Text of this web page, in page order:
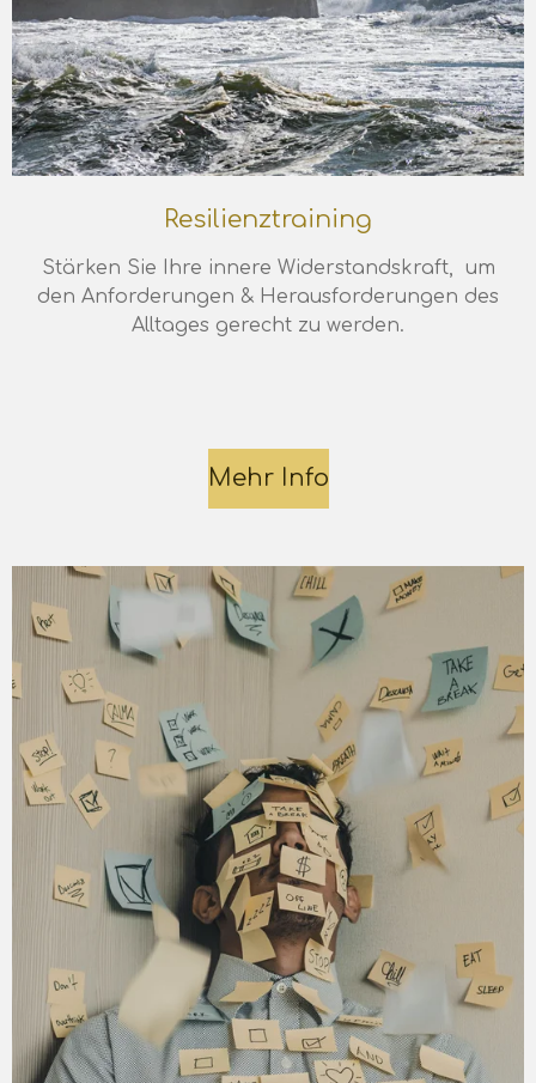
Resilienztraining
Stärken Sie Ihre innere Widerstandskraft, um
den Anforderungen & Herausforderungen des
Alltages gerecht zu werden.
Mehr Info